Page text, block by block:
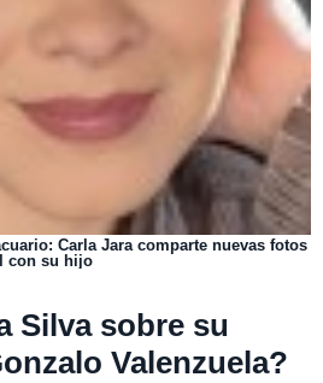
Carla Jara comparte nuevas fotos
con su hijo
Silva sobre su
Valenzuela?